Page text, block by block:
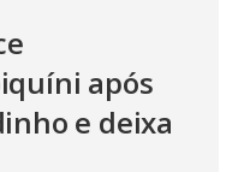
após
e deixa